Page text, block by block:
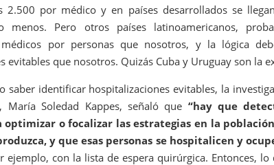
2.500 por médico y en países desarrollados se
menos. Pero otros países latinoamericanos,
por personas que nosotros, y la lógica
evitables que nosotros. Quizás Cuba y Uruguay son la
saber identificar hospitalizaciones evitables, la
, María Soledad Kappes, señaló que “hay que
optimizar o focalizar las estrategias en la
y que esas personas se hospitalicen y
ejemplo, con la lista de espera quirúrgica. Entonces,